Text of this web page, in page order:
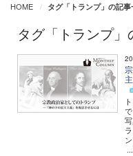
HOME タグ「トランプ」の記事
タグ「トランプ」
...